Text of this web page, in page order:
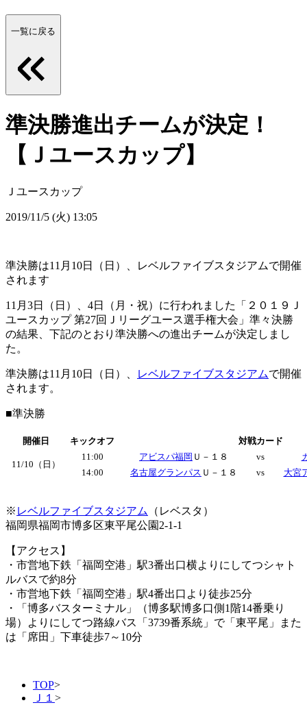
一覧に戻る
準決勝進出チームが決定！
【Ｊユースカップ】
Ｊユースカップ
2019/11/5 (火) 13:05
準決勝は11月10日（日）、レベルファイブスタジアムで開催
されます
11月3日（日）、4日（月・祝）に行われました「２０１９Ｊ
ユースカップ 第27回Ｊリーグユース選手権大会」準々決勝
の結果、下記のとおり準決勝への進出チームが決定しまし
た。
準決勝は11月10日（日）、 レベルファイブスタジアムで開催
されます。
■準決勝
開催日 キックオフ 対戦カード
11/10（日）
11:00 アビスパ福岡 Ｕ－１８ vs
14:00
名古屋グランパス Ｕ－１８ vs 大宮
※ レベルファイブスタジアム
（レベスタ）
福岡県福岡市博多区東平尾公園2-1-1
【アクセス】
・市営地下鉄「福岡空港」駅3番出口横よりにしてつシャト
ルバスで約8分
・市営地下鉄「福岡空港」駅4番出口より徒歩25分
・「博多バスターミナル」（博多駅博多口側1階14番乗り
場）よりにしてつ路線バス「3739番系統」で「東平尾」また
は「席田」下車徒歩7～10分
TOP>
Ｊ１ >